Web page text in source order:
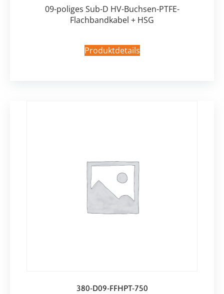
09-poliges Sub-D HV-Buchsen-PTFE-
Flachbandkabel + HSG
Produktdetails
380-D09-FFHPT-750